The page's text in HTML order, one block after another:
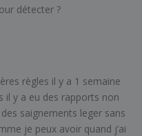
détecter ?
règles il y a 1 semaine
il y a eu des rapports non
saignements leger sans
je peux avoir quand j’ai